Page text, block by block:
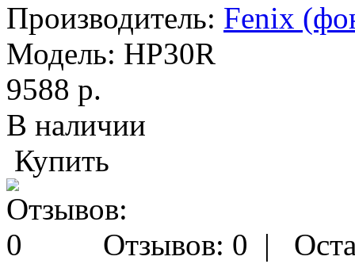
Производитель: Fenix
Модель: HP30R
9588 р.
В наличии
Купить
Отзывов: 0 |